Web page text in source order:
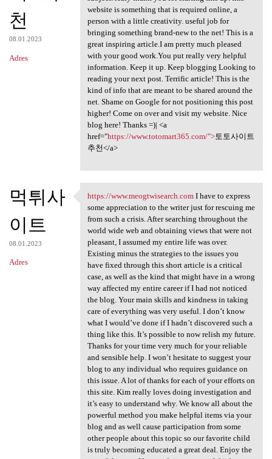
천
08.01.2023
Adres
website is something that is required online, a
person with a little creativity. useful job for
bringing something brand-new to the net! This is a
great inspiring article.I am pretty much pleased
with your good work.You put really very helpful
information. Keep it up. Keep blogging Looking to
reading your next post. Terrific article! This is the
kind of info that are meant to be shared around the
net. Shame on Google for not positioning this post
higher! Come on over and visit my website. Nice
blog here! Thanks =)| <a
href="https://www.totomart365.com/">토토사이트
추천</a>
먹튀사
이트
08.01.2023
Adres
https://www.meogtwisearch.com
https://www.meogtwisearch.comI have to express
some appreciation to the writer just for rescuing me
from such a crisis. After searching throughout the
world wide web and obtaining views that were not
pleasant, I assumed my entire life was over.
Existing minus the strategies to the issues you
have fixed through this short article is a critical
case, as well as the kind that might have in a wrong
way affected my entire career if I had not noticed
the blog. Your main skills and kindness in taking
care of everything was very useful. I don’t know
what I would’ve done if I hadn’t discovered such a
thing like this. It’s possible to now relish my future.
Thanks for your time very much for your reliable
and sensible help. I won’t hesitate to suggest your
blog to any individual who requires guidance on
this issue. A lot of thanks for each of your efforts on
this site. Kim really loves doing investigation and
it’s easy to understand why. We know all about the
powerful method you make helpful items via your
blog and as well cause participation from some
other people about this topic so our favorite child
is truly becoming educated a great deal. Enjoy the